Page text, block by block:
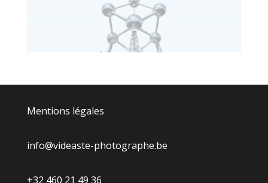
Mentions légales
info@videaste-photographe.be
+32 460 21 49 36